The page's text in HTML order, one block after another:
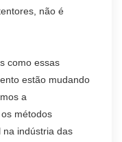
não é
como essas
estão mudando
a
métodos
na indústria das